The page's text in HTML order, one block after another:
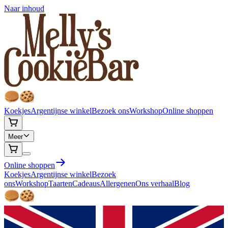
Naar inhoud
KoekjesArgentijnse winkelBezoek onsWorkshopOnline shoppen
Meer
Online shoppen
KoekjesArgentijnse winkelBezoek
onsWorkshopTaartenCadeausAllergenenOns verhaalBlog